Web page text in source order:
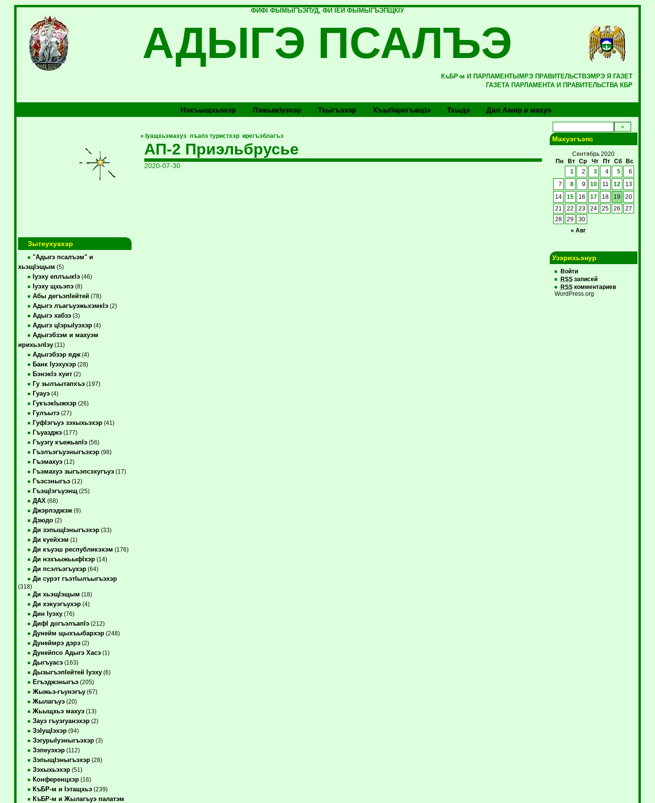
ФИФI ФЫМЫГЪЭПУД, ФИ IЕЙ ФЫМЫГЪЭПЩКIУ
АДЫГЭ ПСАЛЪЭ
КъБР-м И ПАРЛАМЕНТЫМРЭ ПРАВИТЕЛЬСТВЭМРЭ Я ГАЗЕТ
ГАЗЕТА ПАРЛАМЕНТА И ПРАВИТЕЛЬСТВА КБР
Нэхъыщхьэхэр Лэжьакlуэхэр Тхыгъэхэр Хъыбарегъащlэ Тхыдэ Дал Амир и махуэ
Зытеухуахэр
"Адыгэ псалъэм" и
хьэщIэщым (5)
Iуэху еплъыкIэ(46)
Iуэху щхьэпэ(8)
Абы дегъэпIейтей(78)
Адыгэ лъагъуэжьхэмкIэ(2)
Адыгэ хабзэ(3)
Адыгэ цIэрыIуэхэр(4)
Адыгэбзэм и махуэм
ирихьэлIэу(11)
Адыгэбзэр ядж(4)
Банк Iуэхухэр(28)
БэнэкIэ хуит(2)
Гу зылъытапхъэ(197)
Гуауэ(4)
ГукъэкIыжхэр(26)
Гулъытэ(27)
ГуфIэгъуэ зэхыхьэхэр(41)
Гъуазджэ(177)
Гъуэгу къежьапIэ(56)
Гъэлъэгъуэныгъэхэр(98)
Гъэмахуэ(12)
Гъэмахуэ зыгъэпсэхугъуэ(17)
Гъэсэныгъэ(12)
ГъэщIэгъуэнщ(25)
ДАХ (68)
Джэрпэджэж(9)
Дзюдо(2)
Ди зэпыщIэныгъэхэр(33)
Ди куейхэм (1)
Ди къуэш республикэхэм (176)
Ди нэхъыжьыфIхэр(14)
Ди псэлъэгъухэр(64)
Ди сурэт гъэтIылъыгъэхэр
(318)
Ди хьэщIэщым (18)
Ди хэкуэгъухэр(4)
Дин Iуэху(76)
ДифI догъэлъапIэ(212)
Дунейм щыхъыбархэр(248)
Дунеймрэ дэрэ(2)
Дунейпсо Адыгэ Хасэ(1)
Дыгъуасэ(163)
ДызыгъэпIейтей Iуэху(6)
Егъэджэныгъэ(205)
Жыжьэ-гъунэгъу(67)
Жылагъуэ(20)
Жьыщхьэ махуэ(13)
Зауэ гъуэгуанэхэр(2)
ЗэIущIэхэр(94)
ЗэгурыIуэныгъэхэр(3)
Зэпеуэхэр(112)
ЗэпыщIэныгъэхэр(28)
Зэхыхьэхэр(51)
Конференцхэр(16)
КъБР-м и Iэтащхьэ(239)
КъБР-м и Жылагъуэ палатэм
« Iуащхьэмахуэ лъапэ туристхэр ирегъэблагъэ
АП-2 Приэльбрусье
2020-07-30
Махуэгъэпс
Сентябрь 2020
Пн
Вт Ср Чт Пт Сб Вс
« Авг
1 2 3 4 5 6
7 8 9 10 11 12 13
14 15 16 17 18 19
20
21
22 23 24 25 26
27
28
29 30
Узэрихьэнур
Войти
RSSзаписей
RSSкомментариев
WordPress.org